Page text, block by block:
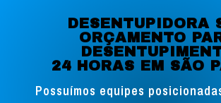
DESENTUPIDORA
ORÇAMENTO
24 HORAS EM SÃO
Possuímos equipes